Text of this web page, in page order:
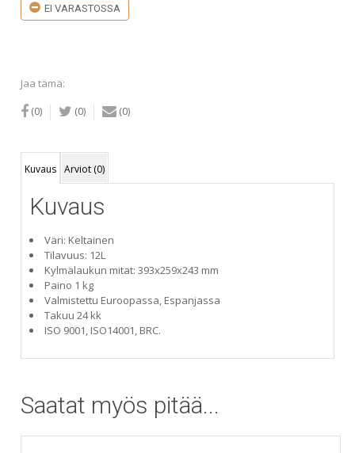
EI VARASTOSSA
Jaa tämä:
(0) (0) (0)
Kuvaus Arviot (0)
Kuvaus
Väri: Keltainen
Tilavuus: 12L
Kylmälaukun mitat: 393x259x243 mm
Paino 1 kg
Valmistettu Euroopassa, Espanjassa
Takuu 24 kk
ISO 9001, ISO14001, BRC.
Saatat myös pitää...